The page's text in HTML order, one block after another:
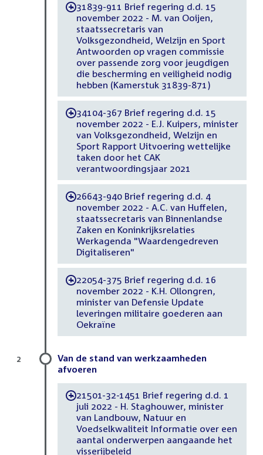
-31839-911 Brief regering d.d. 15
november 2022 - M. van Ooijen,
staatssecretaris van
Volksgezondheid, Welzijn en Sport
Antwoorden op vragen commissie
over passende zorg voor jeugdigen
die bescherming en veiligheid nodig
hebben (Kamerstuk 31839-871)
-34104-367 Brief regering d.d. 15
november 2022 - E.J. Kuipers, minister
van Volksgezondheid, Welzijn en
Sport Rapport Uitvoering wettelijke
taken door het CAK
verantwoordingsjaar 2021
-26643-940 Brief regering d.d. 4
november 2022 - A.C. van Huffelen,
staatssecretaris van Binnenlandse
Zaken en Koninkrijksrelaties
Werkagenda "Waardengedreven
Digitaliseren"
-22054-375 Brief regering d.d. 16
november 2022 - K.H. Ollongren,
minister van Defensie Update
leveringen militaire goederen aan
Oekraïne
Van de stand van werkzaamheden
afvoeren
-21501-32-1451 Brief regering d.d. 1
juli 2022 - H. Staghouwer, minister
van Landbouw, Natuur en
Voedselkwaliteit Informatie over een
aantal onderwerpen aangaande het
visserijbeleid
2